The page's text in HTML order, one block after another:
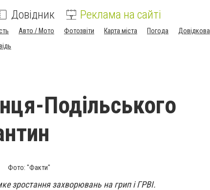
Довідник Реклама на сайті
Авто / Мото Фотозвіти Карта міста Погода
Довідкова
Подільського
Фото: "Факти"
зростання захворювань на грип і ГРВІ.